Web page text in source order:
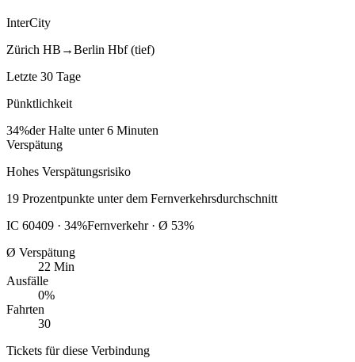
InterCity
Zürich HB →Berlin Hbf (tief)
Letzte 30 Tage
Pünktlichkeit
34%der Halte unter 6 Minuten
Verspätung
Hohes Verspätungsrisiko
19 Prozentpunkte unter dem Fernverkehrsdurchschnitt
IC 60409 · 34%Fernverkehr · Ø 53%
Ø Verspätung
22 Min
Ausfälle
0%
Fahrten
30
Tickets für diese Verbindung